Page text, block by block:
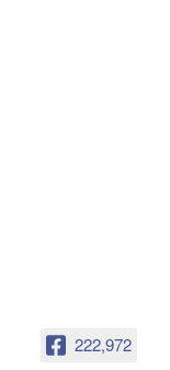
222,972